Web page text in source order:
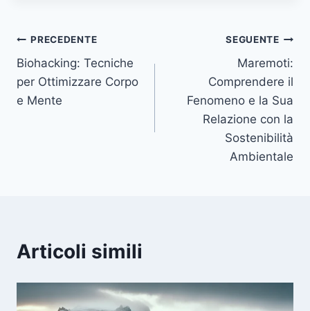
Navigazione
articoli
PRECEDENTE
Biohacking: Tecniche
per Ottimizzare Corpo
e Mente
SEGUENTE
Maremoti:
Comprendere il
Fenomeno e la Sua
Relazione con la
Sostenibilità
Ambientale
Articoli simili